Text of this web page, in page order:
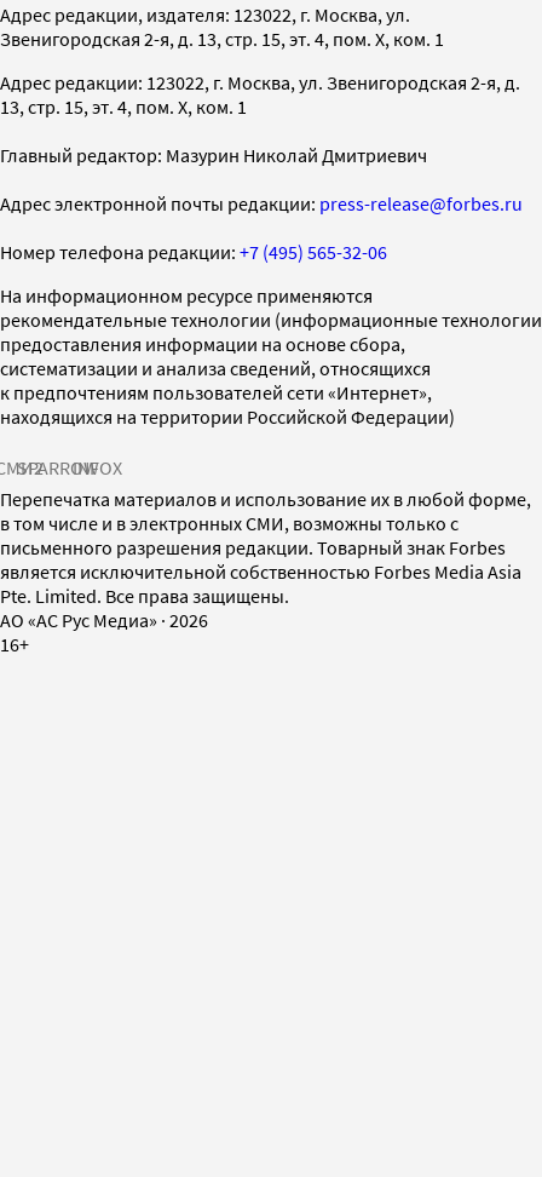
Адрес редакции, издателя: 123022, г. Москва, ул.
Звенигородская 2-я, д. 13, стр. 15, эт. 4, пом. X, ком. 1
Адрес редакции: 123022, г. Москва, ул. Звенигородская 2-я, д.
13, стр. 15, эт. 4, пом. X, ком. 1
Главный редактор: Мазурин Николай Дмитриевич
Адрес электронной почты редакции: press-release@forbes.ru
Номер телефона редакции: +7 (495) 565-32-06
На информационном ресурсе применяются
рекомендательные технологии (информационные технологии
предоставления информации на основе сбора,
систематизации и анализа сведений, относящихся
к предпочтениям пользователей сети «Интернет»,
находящихся на территории Российской Федерации)
SPARROWINFOX
Перепечатка материалов и использование их в любой форме,
в том числе и в электронных СМИ, возможны только с
письменного разрешения редакции. Товарный знак Forbes
является исключительной собственностью Forbes Media Asia
Pte. Limited. Все права защищены.
AO «АС Рус Медиа» · 2026
16+